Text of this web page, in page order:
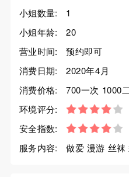
小姐数量:
1
小姐年龄:
20
营业时间:
预约即可
消费日期:
2020年4月
消费价格:
700一次 1000
环境评分:
安全指数:
服务内容:
做爱 漫游 丝袜